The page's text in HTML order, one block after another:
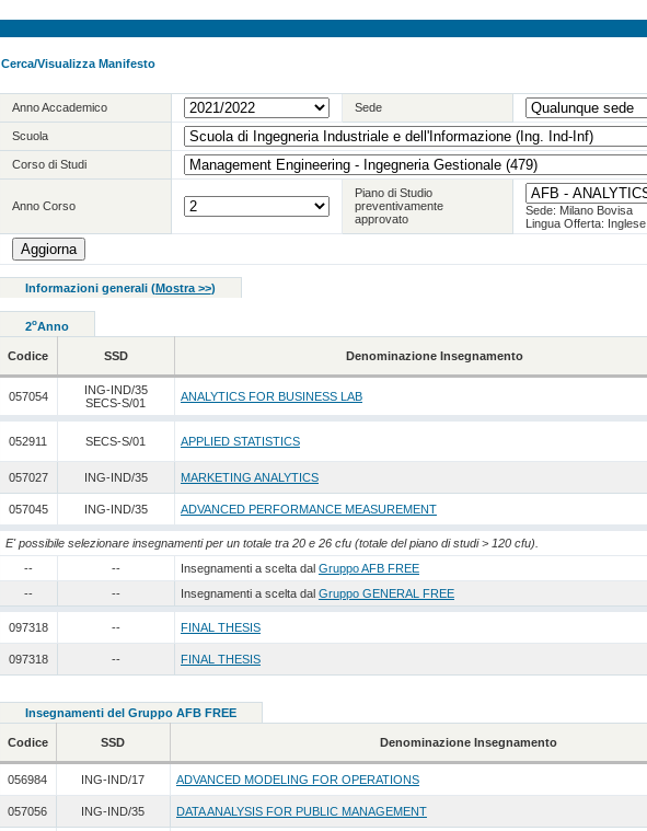
Cerca/Visualizza Manifesto
Anno Accademico Sede
Scuola
Corso di Studi
Anno Corso
Piano di Studio
preventivamente
approvato
Sede: Milano Bovisa
Lingua Offerta: Inglese
Informazioni generali (Mostra >>)
2oAnno
Codice SSD Denominazione Insegnamento
057054
ING-IND/35
SECS-S/01
ANALYTICS FOR BUSINESS LAB
052911 SECS-S/01 APPLIED STATISTICS
057027 ING-IND/35 MARKETING ANALYTICS
057045 ING-IND/35 ADVANCED PERFORMANCE MEASUREMENT
E' possibile selezionare insegnamenti per un totale tra 20 e 26 cfu (totale del piano di studi > 120 cfu).
--
-- Insegnamenti a scelta dal Gruppo AFB FREE
--
-- Insegnamenti a scelta dal Gruppo GENERAL FREE
097318 -- FINAL THESIS
097318
-- FINAL THESIS
Insegnamenti del Gruppo AFB FREE
Codice SSD Denominazione Insegnamento
056984 ING-IND/17 ADVANCED MODELING FOR OPERATIONS
057056 ING-IND/35 DATA ANALYSIS FOR PUBLIC MANAGEMENT